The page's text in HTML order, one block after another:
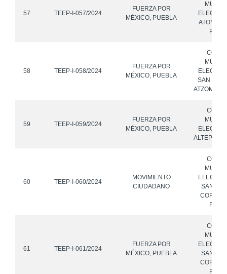
57 TEEP-I-057/2024
FUERZA POR
MÉXICO, PUEBLA
58 TEEP-I-058/2024
FUERZA POR
MÉXICO, PUEBLA
SAN
ATZOMPA,
59 TEEP-I-059/2024
FUERZA POR
MÉXICO, PUEBLA
ALTEPEXI,
60 TEEP-I-060/2024
MOVIMIENTO
CIUDADANO
SANTA
61 TEEP-I-061/2024
FUERZA POR
MÉXICO, PUEBLA
SANTA